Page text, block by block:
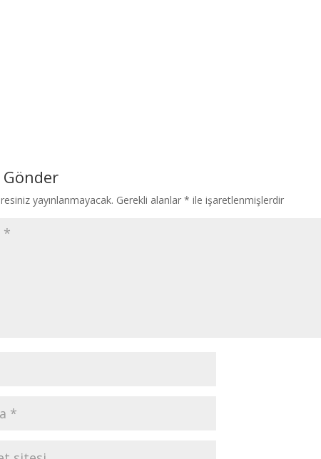
yayınlanmayacak. Gerekli alanlar * ile işaretlenmişlerdir